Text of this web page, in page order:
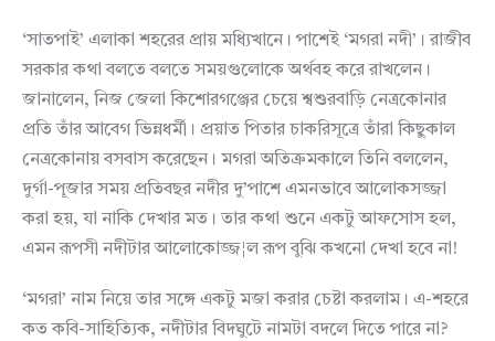
‘সাতপাই’ এলাকা শহরের প্রায় মধ্যিখানে। পাশেই ‘মগরা নদী’। রাজীব
সরকার কথা বলতে বলতে সময়গুলোকে অর্থবহ করে রাখলেন।
জানালেন, নিজ জেলা কিশোরগঞ্জের চেয়ে শ্বশুরবাড়ি নেত্রকোনার
প্রতি তাঁর আবেগ ভিন্নধর্মী। প্রয়াত পিতার চাকরিসূত্রে তাঁরা কিছুকাল
নেত্রকোনায় বসবাস করেছেন। মগরা অতিক্রমকালে তিনি বললেন,
দুর্গা-পূজার সময় প্রতিবছর নদীর দু’পাশে এমনভাবে আলোকসজ্জা
করা হয়, যা নাকি দেখার মত। তার কথা শুনে একটু আফসোস হল,
এমন রূপসী নদীটার আলোকোজ্জ¦ল রূপ বুঝি কখনো দেখা হবে না!
‘মগরা’ নাম নিয়ে তার সঙ্গে একটু মজা করার চেষ্টা করলাম। এ-শহরে
কত কবি-সাহিত্যিক, নদীটার বিদঘুটে নামটা বদলে দিতে পারে না?